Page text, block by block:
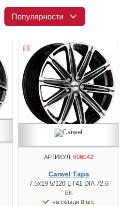
Популярности
АРТИКУЛ:606042
Carwel Тара
7.5x19 5/120 ET41 DIA 72.6
BK
на складе 8 шт.